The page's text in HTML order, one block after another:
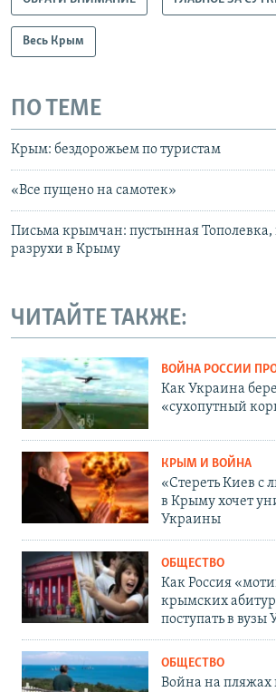
Весь Крым
ПО ТЕМЕ
Крым: бездорожьем по туристам
«Все пущено на самотек»
Письма крымчан: пустынная Тополевка,
разрухи в Крыму
ЧИТАЙТЕ ТАКЖЕ:
ВОЙНА РОССИИ
Как Украина
«сухопутный
КРЫМ И ВОЙНА
«Стереть Киев с
в Крыму хочет
Украины
ОБЩЕСТВО
Как Россия
крымских
поступать в
ОБЩЕСТВО
Война на пляжах